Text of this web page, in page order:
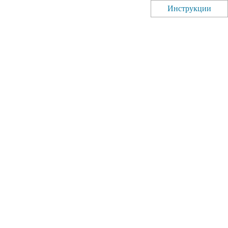
Инструкции